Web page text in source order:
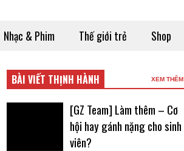
Nhạc & Phim Thế giới trẻ Shop
BÀI VIẾT THỊNH HÀNH XEM THÊM
[GZ Team] Làm thêm – Cơ
hội hay gánh nặng cho sinh
viên?